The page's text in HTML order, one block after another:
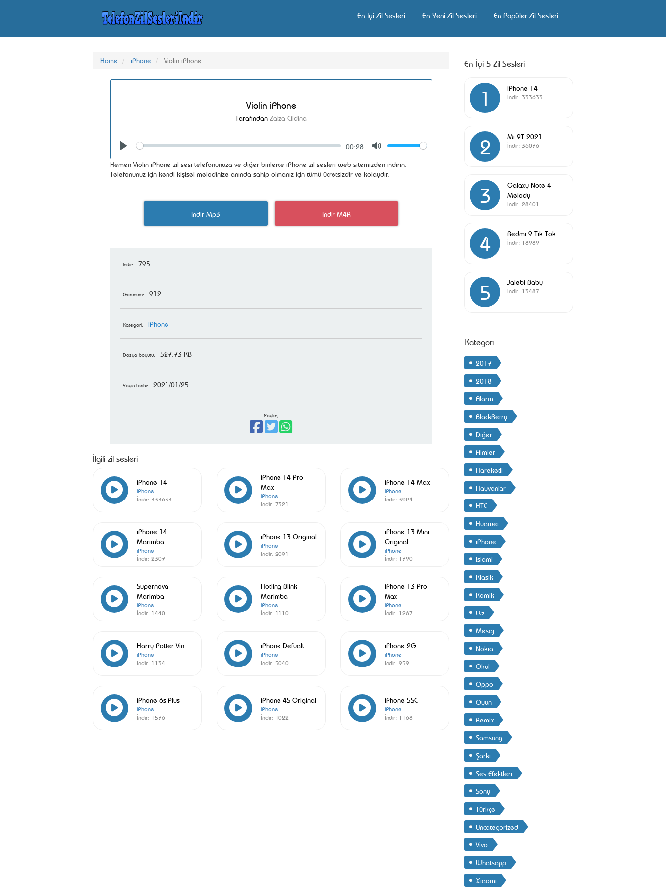
En İyi Zil Sesleri En Yeni Zil Sesleri En Popüler Zil Sesleri
Home iPhone Violin iPhone
Violin iPhone
Tarafından Zalza Cildina
Seek
00:28
Volume
Hemen Violin iPhone zil sesi telefonunuza ve diğer binlerce iPhone zil sesleri web sitemizden indirin.
Telefonunuz için kendi kişisel melodinize anında sahip olmanız için tümü ücretsizdir ve kolaydır.
İndir Mp3 İndir M4R
İndir: 795
Görünüm: 912
Kategori: iPhone
Dosya boyutu: 527.73 KB
Yayın tarihi: 2021/01/25
Paylaş
İlgili zil sesleri
iPhone 14
iPhone
İndir: 333633
iPhone 14 Pro
Max
iPhone
İndir: 7321
iPhone 14 Max
iPhone
İndir: 3924
iPhone 14
Marimba
iPhone
İndir: 2307
iPhone 13 Original
iPhone
İndir: 2091
iPhone 13 Mini
Original
iPhone
İndir: 1790
Supernova
Marimba
iPhone
İndir: 1440
Hotling Blink
Marimba
iPhone
İndir: 1110
iPhone 13 Pro
Max
iPhone
İndir: 1267
Harry Potter Vin
iPhone
İndir: 1134
iPhone Defualt
iPhone
İndir: 5040
iPhone 2G
iPhone
İndir: 959
iPhone 6s Plus
iPhone
İndir: 1576
iPhone 4S Original
iPhone
İndir: 1022
iPhone 5SE
iPhone
İndir: 1168
En İyi 5 Zil Sesleri
1 iPhone 14
İndir: 333633
2 Mi 9T 2021
İndir: 36076
3
Galaxy Note 4
Melody
İndir: 28401
4 Redmi 9 Tik Tok
İndir: 18989
5 Jalebi Baby
İndir: 13487
Kategori
2017
2018
Alarm
BlackBerry
Diğer
Filmler
Hareketli
Hayvanlar
HTC
Huawei
iPhone
Islami
Klasik
Komik
LG
Mesaj
Nokia
Okul
Oppo
Oyun
Remix
Samsung
Şarkı
Ses Efektleri
Sony
Türkçe
Uncategorized
Vivo
Whatsapp
Xiaomi